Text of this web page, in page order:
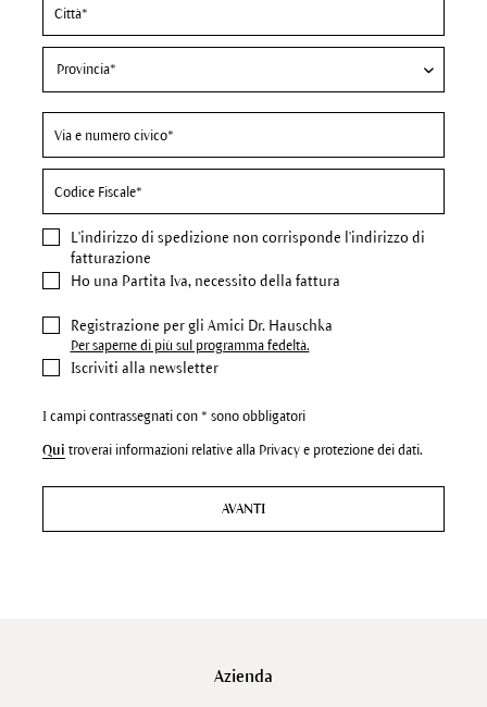
L'indirizzo di spedizione non corrisponde l'indirizzo di
fatturazione
Ho una Partita Iva, necessito della fattura
Registrazione per gli Amici Dr. Hauschka
Per saperne di più sul programma fedeltà.
Iscriviti alla newsletter
I campi contrassegnati con * sono obbligatori
Qui troverai informazioni relative alla Privacy e protezione dei dati.
AVANTI
Azienda